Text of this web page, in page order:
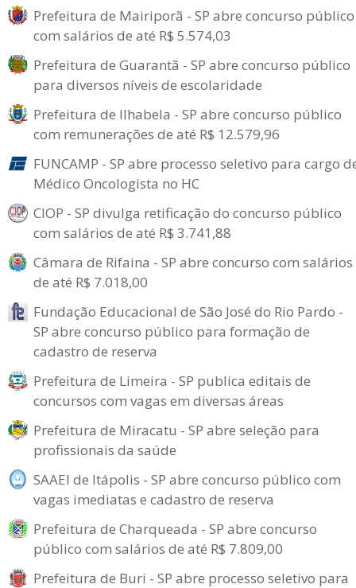
Prefeitura de Mairiporã - SP abre concurso público
com salários de até R$ 5.574,03
Prefeitura de Guarantã - SP abre concurso público
para diversos níveis de escolaridade
Prefeitura de Ilhabela - SP abre concurso público
com remunerações de até R$ 12.579,96
FUNCAMP - SP abre processo seletivo para cargo
Médico Oncologista no HC
CIOP - SP divulga retificação do concurso público
com salários de até R$ 3.741,88
Câmara de Rifaina - SP abre concurso com salários
de até R$ 7.018,00
Fundação Educacional de São José do Rio Pardo -
SP abre concurso público para formação de
cadastro de reserva
Prefeitura de Limeira - SP publica editais de
concursos com vagas em diversas áreas
Prefeitura de Miracatu - SP abre seleção para
profissionais da saúde
SAAEI de Itápolis - SP abre concurso público com
vagas imediatas e cadastro de reserva
Prefeitura de Charqueada - SP abre concurso
público com salários de até R$ 7.809,00
Prefeitura de Buri - SP abre processo seletivo para